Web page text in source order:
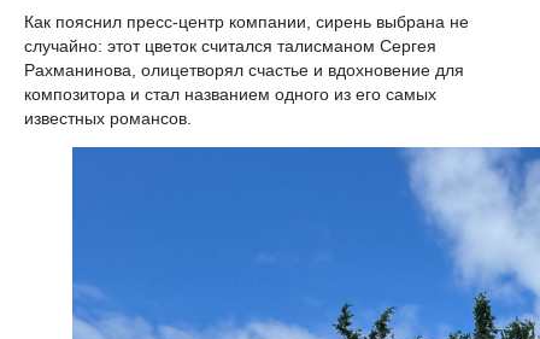
Как пояснил пресс-центр компании, сирень выбрана не
случайно: этот цветок считался талисманом Сергея
Рахманинова, олицетворял счастье и вдохновение для
композитора и стал названием одного из его самых
известных романсов.